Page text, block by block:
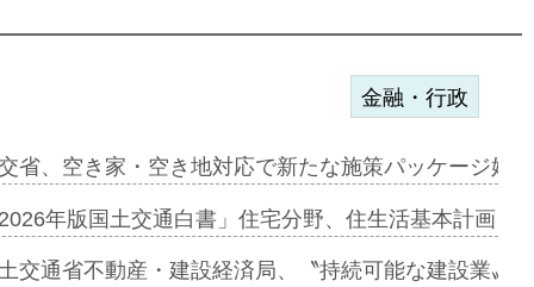
ミーレキ…
も城南エ…
合型の賃…
金融・行政
省、空き家・空き地対応で新たな施策パッケージ始
年版国土交通白書」住宅分野、住生活基本計画を
交通省不動産・建設経済局、〝持続可能な建設業〟